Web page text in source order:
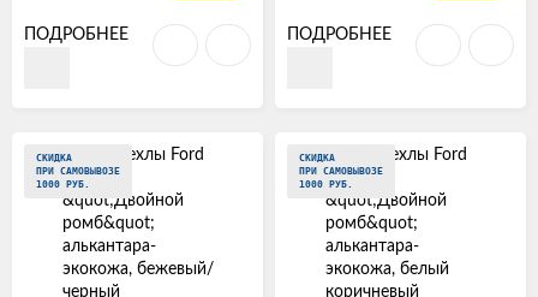
ПОДРОБНЕЕ ПОДРОБНЕЕ
СКИДКА
ПРИ САМОВЫВОЗЕ
1000 РУБ.
СКИДКА
ПРИ САМОВЫВОЗЕ
1000 РУБ.